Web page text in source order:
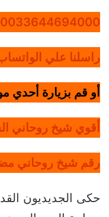
0033644694000
راسلنا علي
أو قم بزيارة أحدي
أقوي شيخ روحاني
رقم شيخ روحاني
حكى الجديديون